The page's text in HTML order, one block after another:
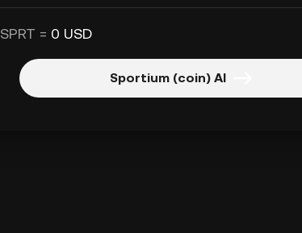
= 0 USD
Sportium (coin) Al